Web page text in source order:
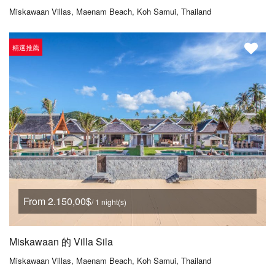
Miskawaan Villas, Maenam Beach, Koh Samui, Thailand
精選推薦
From 2.150,00$/ 1 night(s)
Miskawaan 的 Villa Sila
Miskawaan Villas, Maenam Beach, Koh Samui, Thailand